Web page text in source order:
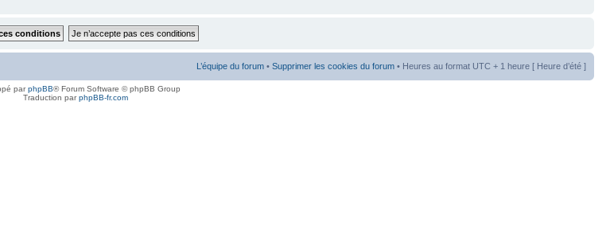
L’équipe du forum • Supprimer les cookies du forum • Heures au format UTC + 1 heure [ Heure d’été ]
parphpBB® Forum Software © phpBB Group
Traduction parphpBB-fr.com